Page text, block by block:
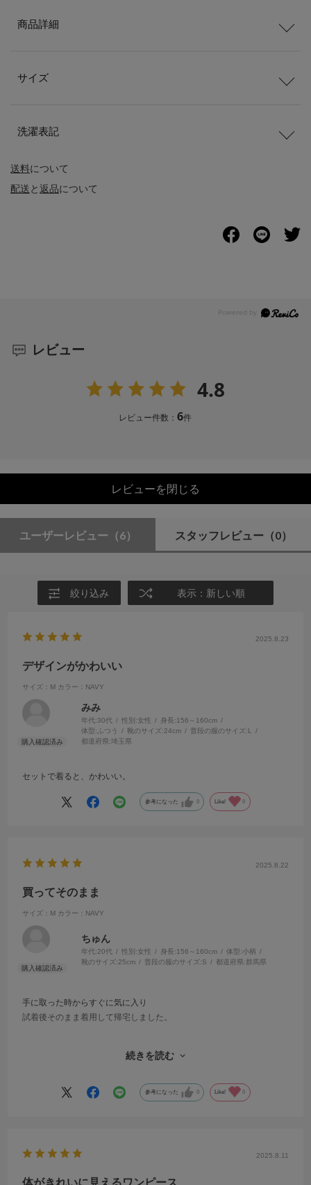
送料について
配送と返品について
商品詳細
サイズ
洗濯表記
レビュー
4.8
レビュー件数：6件
レビューを閉じる
ユーザーレビュー （6） スタッフレビュー （0）
絞り込み 表示：新しい順
2025.8.23
デザインがかわいい
サイズ：M カラー：NAVY
みみ
年代:30代 性別:女性 身長:156～160cm
体型: ふつう 靴のサイズ:24cm 普段の服のサイズ:L
都道府県:埼玉県
セットで着ると、かわいい。
参考になった 0 Like! 0
2025.8.22
買ってそのまま
サイズ：M カラー：NAVY
ちゅん
年代:20代 性別:女性 身長:156～160cm 体型:小柄
靴のサイズ:25cm 普段の服のサイズ:S 都道府県:群馬県
手に取った時からすぐに気に入り
試着後そのまま着用して帰宅しました。
お似合いです、たくさん着てあげてください
冷房の効いた室内ではシャツが丁度よく
デートでも着れて重宝してます！
続きを読む
参考になった 0 Like! 0
2025.8.11
体がきれいに見えるワンピース